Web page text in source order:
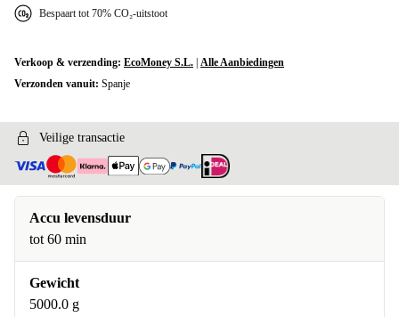
Bespaart tot 70% CO₂-uitstoot
Verkoop & verzending: EcoMoney S.L. Alle Aanbiedingen
Verzonden vanuit: Spanje
Veilige transactie
Accu levensduur
tot 60 min
Gewicht
5000.0 g